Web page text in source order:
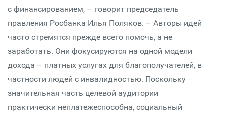
с финансированием, – говорит председатель
правления Росбанка Илья Поляков. – Авторы идей
часто стремятся прежде всего помочь, а не
заработать. Они фокусируются на одной модели
дохода – платных услугах для благополучателей, в
частности людей с инвалидностью. Поскольку
значительная часть целевой аудитории
практически неплатежеспособна, социальный